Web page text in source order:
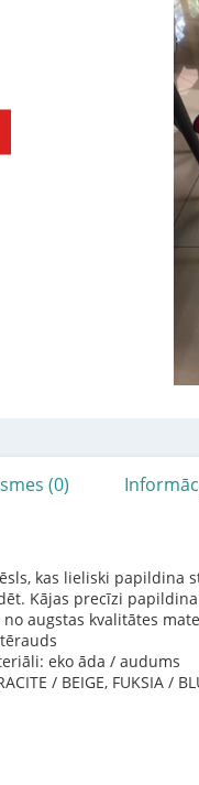
kas lieliski
Kājas precīzi
augstas kvalitātes
eko āda / audums
/ BEIGE, FUKSIA /
(0)